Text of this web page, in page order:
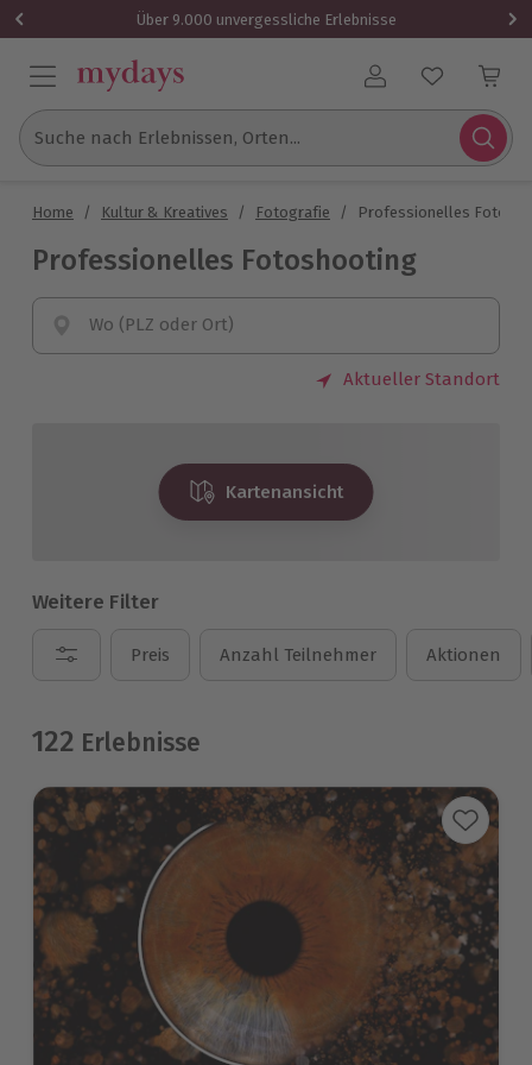
Über 9.000 unvergessliche Erlebnisse
Benutzerkonto
Suche nach Erlebnissen, Orten...
Home / Kultur & Kreatives / Fotografie / Professionelles
Professionelles Fotoshooting
Wo (PLZ oder Ort)
Aktueller Standort
Kartenansicht
Weitere Filter
Preis Anzahl Teilnehmer Aktionen
122 Erlebnisse